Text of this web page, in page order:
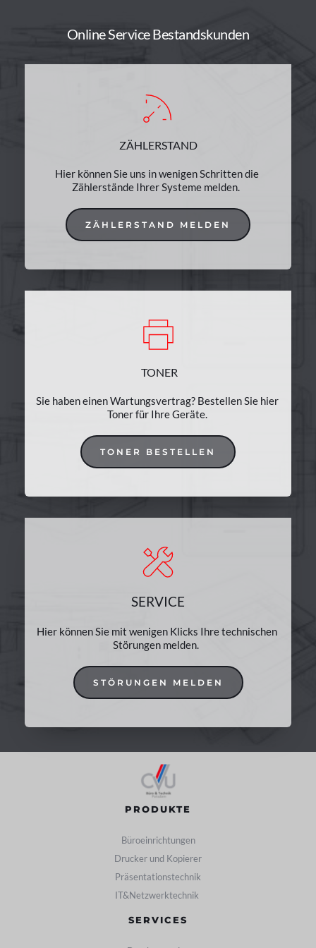
Online Service Bestandskunden
ZÄHLERSTAND
Hier können Sie uns in wenigen Schritten die
Zählerstände Ihrer Systeme melden.
ZÄHLERSTAND MELDEN
TONER
Sie haben einen Wartungsvertrag? Bestellen Sie hier
Toner für Ihre Geräte.
TONER BESTELLEN
SERVICE
Hier können Sie mit wenigen Klicks Ihre technischen
Störungen melden.
STÖRUNGEN MELDEN
PRODUKTE
Büroeinrichtungen
Drucker und Kopierer
Präsentationstechnik
IT&Netzwerktechnik
SERVICES